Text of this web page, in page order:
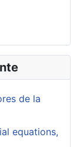
de la
equations,